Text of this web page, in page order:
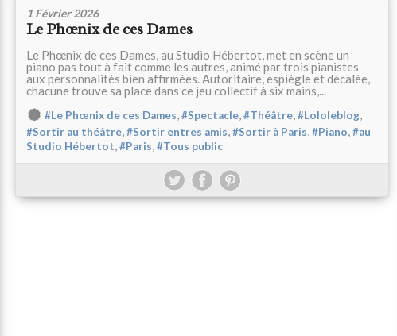
1 Février 2026
Le Phœnix de ces Dames
Le Phœnix de ces Dames, au Studio Hébertot, met en scène un
piano pas tout à fait comme les autres, animé par trois pianistes
aux personnalités bien affirmées. Autoritaire, espiègle et décalée,
chacune trouve sa place dans ce jeu collectif à six mains,...
#Le Phœnix de ces Dames,#Spectacle,#Théâtre,#Lololeblog,
#Sortir au théâtre,#Sortir entres amis,#Sortir à Paris,#Piano,#au
Studio Hébertot,#Paris,#Tous public